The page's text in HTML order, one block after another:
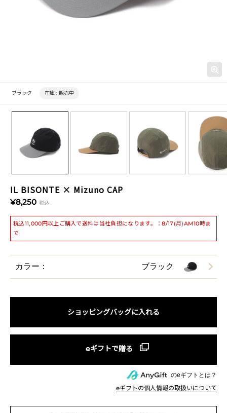
IL BISONTE × Mizuno CAP
¥8,250 税込
税込11,000円以上ご購入で送料は当社負担になります。：8/17(月)AM10時ま
で
ブラック 在庫 : 販売中
カラー： ブラック
ショッピングバッグに入れる
のeギフトとは？
eギフトの個人情報の取扱いについて